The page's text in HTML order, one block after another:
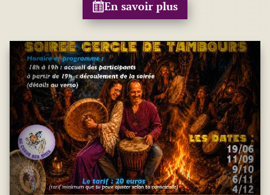
En savoir plus